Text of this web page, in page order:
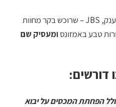
בראש הרשימה – תאגיד המזון הענק, JBS – שרוכש בקר מחוות
טבע באמזונסומעסיק שם
דורשים:
הפחתת המכסים על יבוא